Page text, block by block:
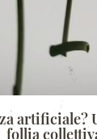
artificiale?
follia